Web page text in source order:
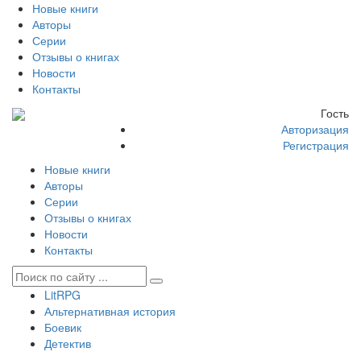
Новые книги
Авторы
Серии
Отзывы о книгах
Новости
Контакты
Гость
Авторизация
Регистрация
Новые книги
Авторы
Серии
Отзывы о книгах
Новости
Контакты
LitRPG
Альтернативная история
Боевик
Детектив